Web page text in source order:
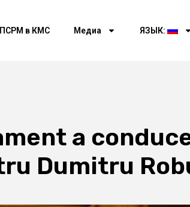
ПСРМ в КМС Медиа ЯЗЫК:
a
Dumitru